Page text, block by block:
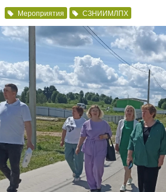
Мероприятия СЗНИИМЛПХ